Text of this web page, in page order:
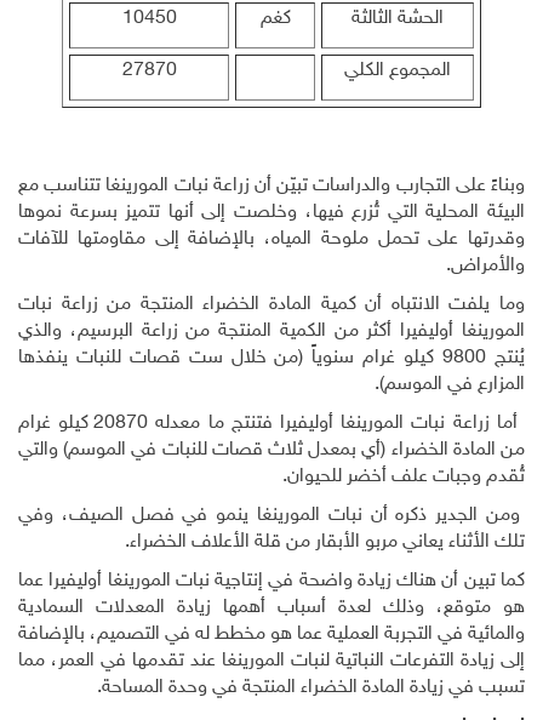
الحشة الثالثة كغم 10450
المجموع الكلي 27870
وبناءً على التجارب والدراسات تبيّن أن زراعة نبات المورينغا تتناسب مع
البيئة المحلية التي تُزرع فيها، وخلصت إلى أنها تتميز بسرعة نموها
وقدرتها على تحمل ملوحة المياه، بالإضافة إلى مقاومتها للآفات
والأمراض.
وما يلفت الانتباه أن كمية المادة الخضراء المنتجة من زراعة نبات
المورينغا أوليفيرا أكثر من الكمية المنتجة من زراعة البرسيم، والذي
يُنتج 9800 كيلو غرام سنوياً (من خلال ست قصات للنبات ينفذها
المزارع في الموسم).
أما زراعة نبات المورينغا أوليفيرا فتنتج ما معدله 20870 كيلو غرام
من المادة الخضراء (أي بمعدل ثلاث قصات للنبات في الموسم) والتي
تُقدم وجبات علف أخضر للحيوان.
ومن الجدير ذكره أن نبات المورينغا ينمو في فصل الصيف، وفي
تلك الأثناء يعاني مربو الأبقار من قلة الأعلاف الخضراء.
كما تبين أن هناك زيادة واضحة في إنتاجية نبات المورينغا أوليفيرا عما
هو متوقع، وذلك لعدة أسباب أهمها زيادة المعدلات السمادية
والمائية في التجربة العملية عما هو مخطط له في التصميم، بالإضافة
إلى زيادة التفرعات النباتية لنبات المورينغا عند تقدمها في العمر، مما
تسبب في زيادة المادة الخضراء المنتجة في وحدة المساحة.